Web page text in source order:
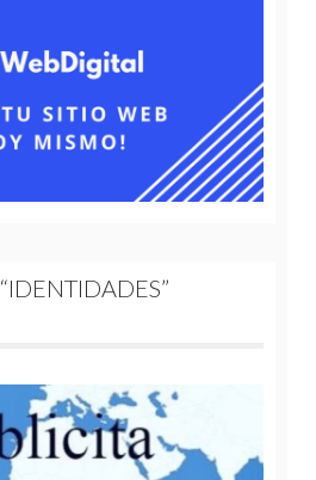
“IDENTIDADES”